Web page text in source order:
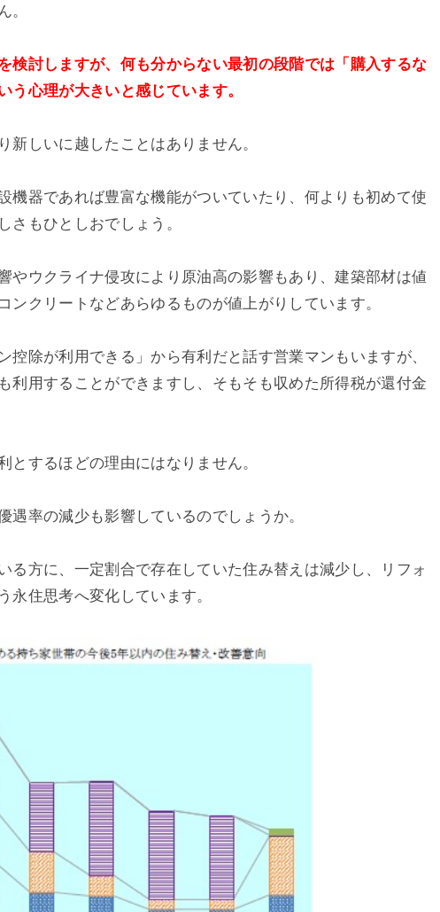
。
検討しますが、何も分からない最初の段階では「購入するな
心理が大きいと感じています。
新しいに越したことはありません。
機器であれば豊富な機能がついていたり、何よりも初めて使
さもひとしおでしょう。
やウクライナ侵攻により原油高の影響もあり、建築部材は値
ンクリートなどあらゆるものが値上がりしています。
控除が利用できる」から有利だと話す営業マンもいますが、
利用することができますし、そもそも収めた所得税が還付金
とするほどの理由にはなりません。
遇率の減少も影響しているのでしょうか。
る方に、一定割合で存在していた住み替えは減少し、リフォ
永住思考へ変化しています。